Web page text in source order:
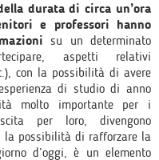
durata di circa un’ora
e professori hanno
su un determinato
aspetti relativi
con la possibilità di avere
di studio di anno
molto importante per i
per loro, divengono
la possibilità di rafforzare la
d’oggi, è un elemento